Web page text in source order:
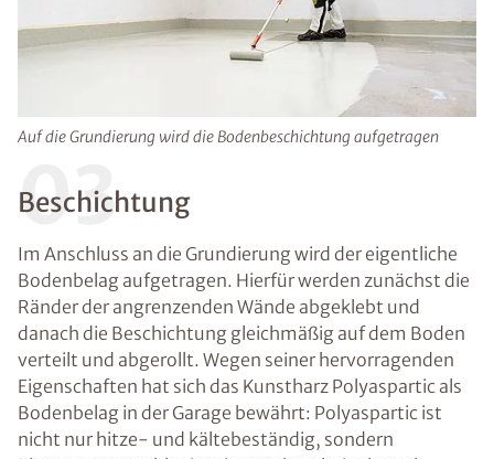
Auf die Grundierung wird die Bodenbeschichtung aufgetragen
03
Beschichtung
Im Anschluss an die Grundierung wird der eigentliche
Bodenbelag aufgetragen. Hierfür werden zunächst die
Ränder der angrenzenden Wände abgeklebt und
danach die Beschichtung gleichmäßig auf dem Boden
verteilt und abgerollt. Wegen seiner hervorragenden
Eigenschaften hat sich das Kunstharz Polyaspartic als
Bodenbelag in der Garage bewährt: Polyaspartic ist
nicht nur hitze- und kältebeständig, sondern